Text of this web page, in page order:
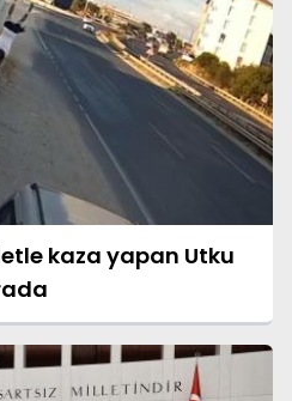
kaza yapan Utku